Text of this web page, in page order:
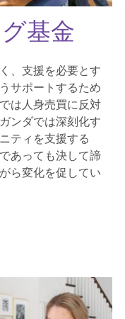
基金
、支援を必要とす
サポートするため
は人身売買に反対
ンダでは深刻化す
ティを支援する
あっても決して諦
ら変化を促してい